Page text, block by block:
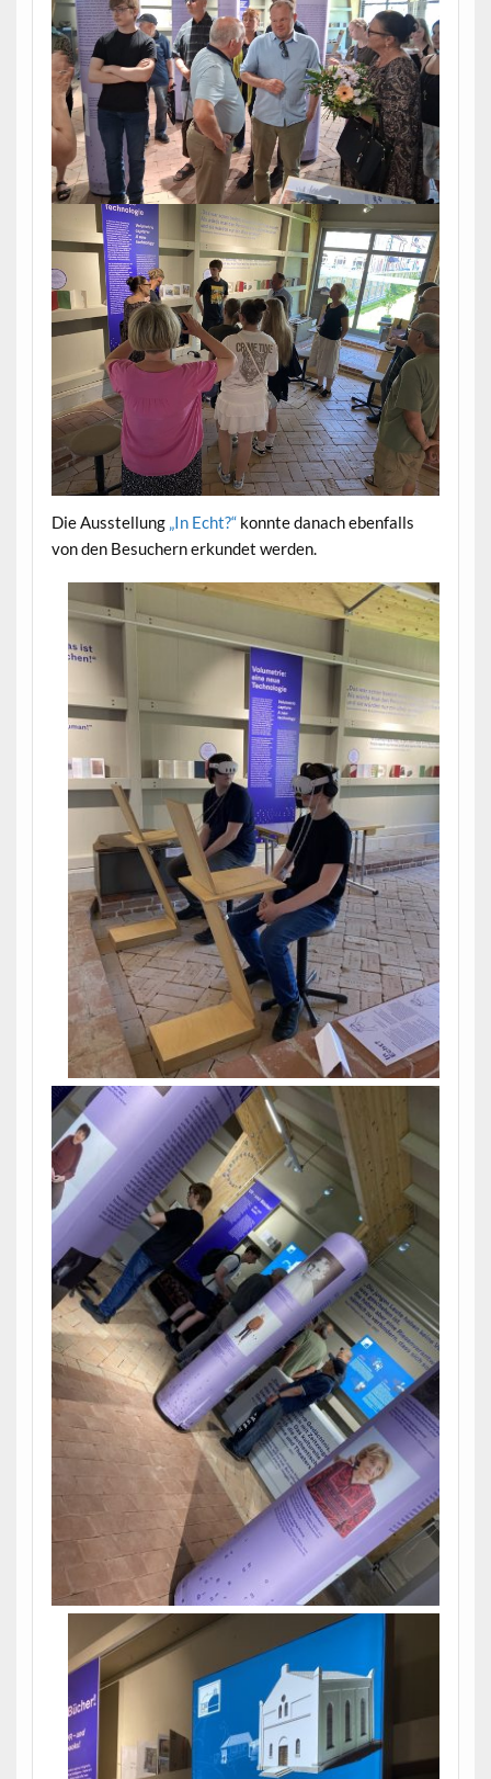
Die Ausstellung „In Echt?“konnte danach ebenfalls
von den Besuchern erkundet werden.